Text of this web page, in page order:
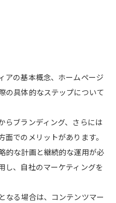
アの基本概念、ホームページ
の具体的なステップについて
らブランディング、さらには
でのメリットがあります。
的な計画と継続的な運用が必
し、自社のマーケティングを
なる場合は、コンテンツマー